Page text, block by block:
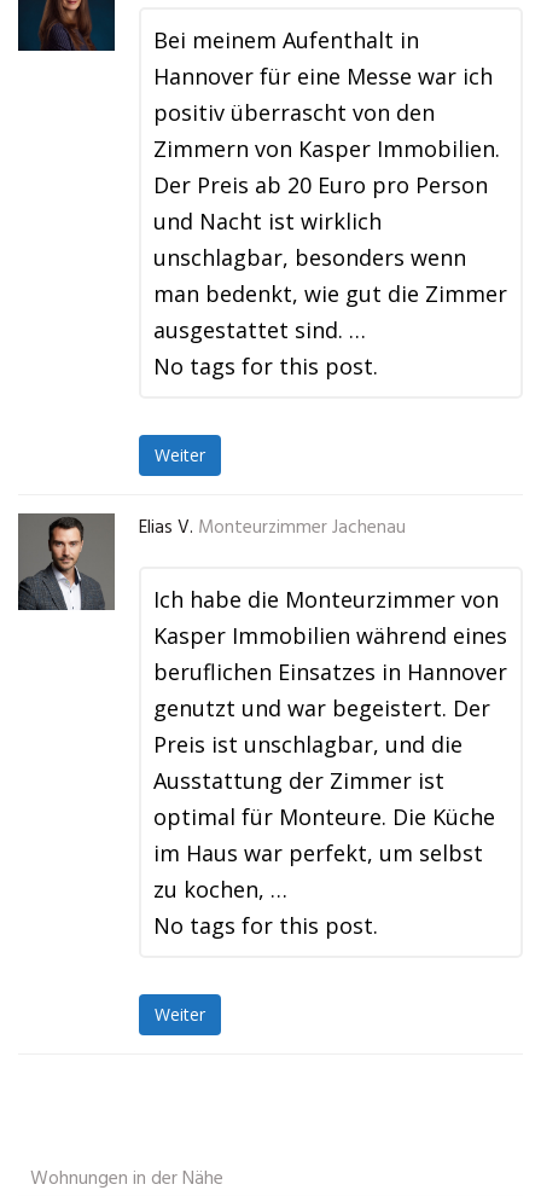
Bei meinem Aufenthalt in
Hannover für eine Messe war ich
positiv überrascht von den
Zimmern von Kasper Immobilien.
Der Preis ab 20 Euro pro Person
und Nacht ist wirklich
unschlagbar, besonders wenn
man bedenkt, wie gut die Zimmer
ausgestattet sind. …
No tags for this post.
Weiter
Elias V. Monteurzimmer Jachenau
Ich habe die Monteurzimmer von
Kasper Immobilien während eines
beruflichen Einsatzes in Hannover
genutzt und war begeistert. Der
Preis ist unschlagbar, und die
Ausstattung der Zimmer ist
optimal für Monteure. Die Küche
im Haus war perfekt, um selbst
zu kochen, …
No tags for this post.
Weiter
Wohnungen in der Nähe